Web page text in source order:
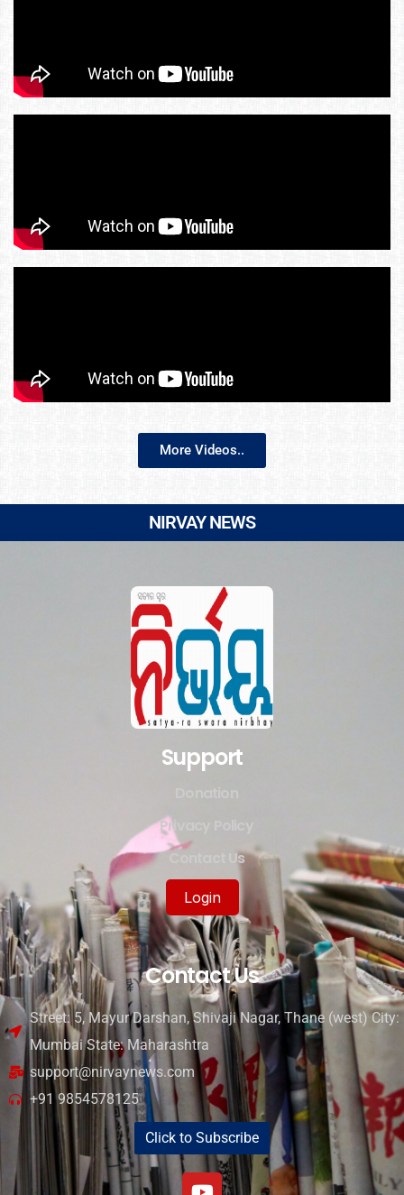
More Videos..
NIRVAY NEWS
Support
Privacy Policy
Contact Us
Login
Contact Us
Street: 5, Mayur Darshan, Shivaji Nagar, Thane (west) City:
Mumbai State: Maharashtra
support@nirvaynews.com
+91 9854578125
Click to Subscribe